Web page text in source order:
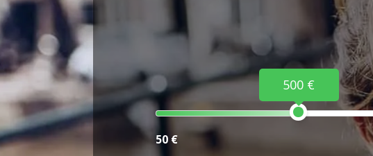
500 €
50 €